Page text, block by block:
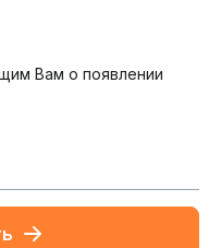
Вам о появлении